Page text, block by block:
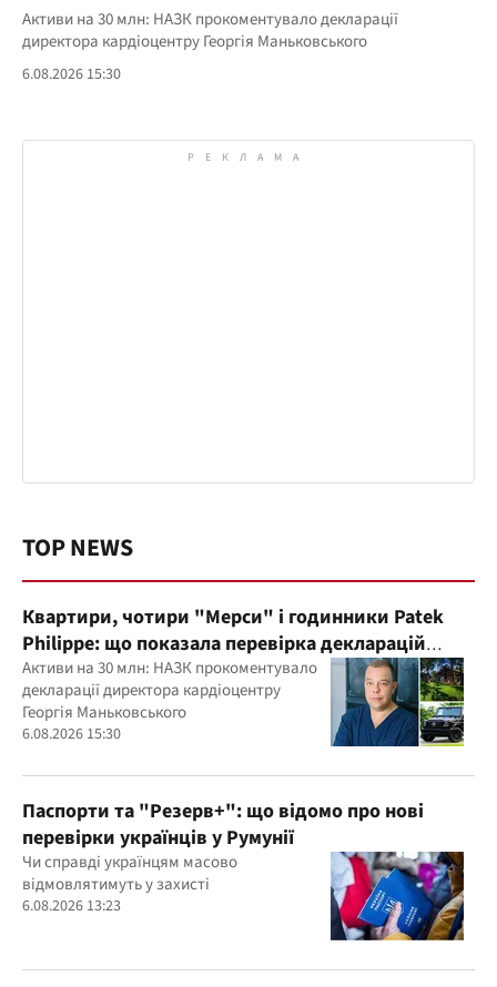
Активи на 30 млн: НАЗК прокоментувало декларації
директора кардіоцентру Георгія Маньковського
6.08.2026 15:30
TOP NEWS
Квартири, чотири "Мерси" і годинники Patek
Philippe: що показала перевірка декларацій
керівника дитячого кардіоцентру
Маньковського і що каже НАЗК?
Активи на 30 млн: НАЗК прокоментувало
декларації директора кардіоцентру
Георгія Маньковського
6.08.2026 15:30
Паспорти та "Резерв+": що відомо про нові
перевірки українців у Румунії
Чи справді українцям масово
відмовлятимуть у захисті
6.08.2026 13:23